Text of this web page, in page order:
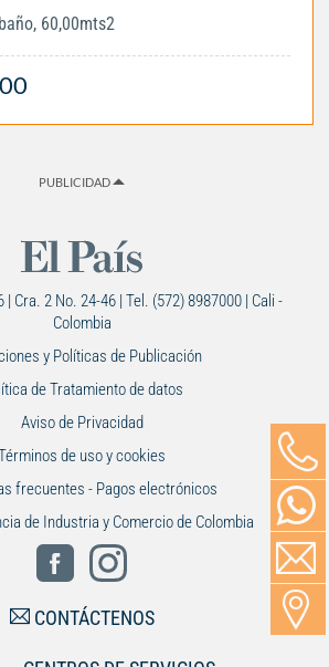
60,00mts2
PUBLICIDAD
Cra. 2 No. 24-46 | Tel. (572) 8987000 | Cali -
Colombia
y Políticas de Publicación
de Tratamiento de datos
Aviso de Privacidad
de uso y cookies
frecuentes - Pagos electrónicos
de Industria y Comercio de Colombia
CONTÁCTENOS